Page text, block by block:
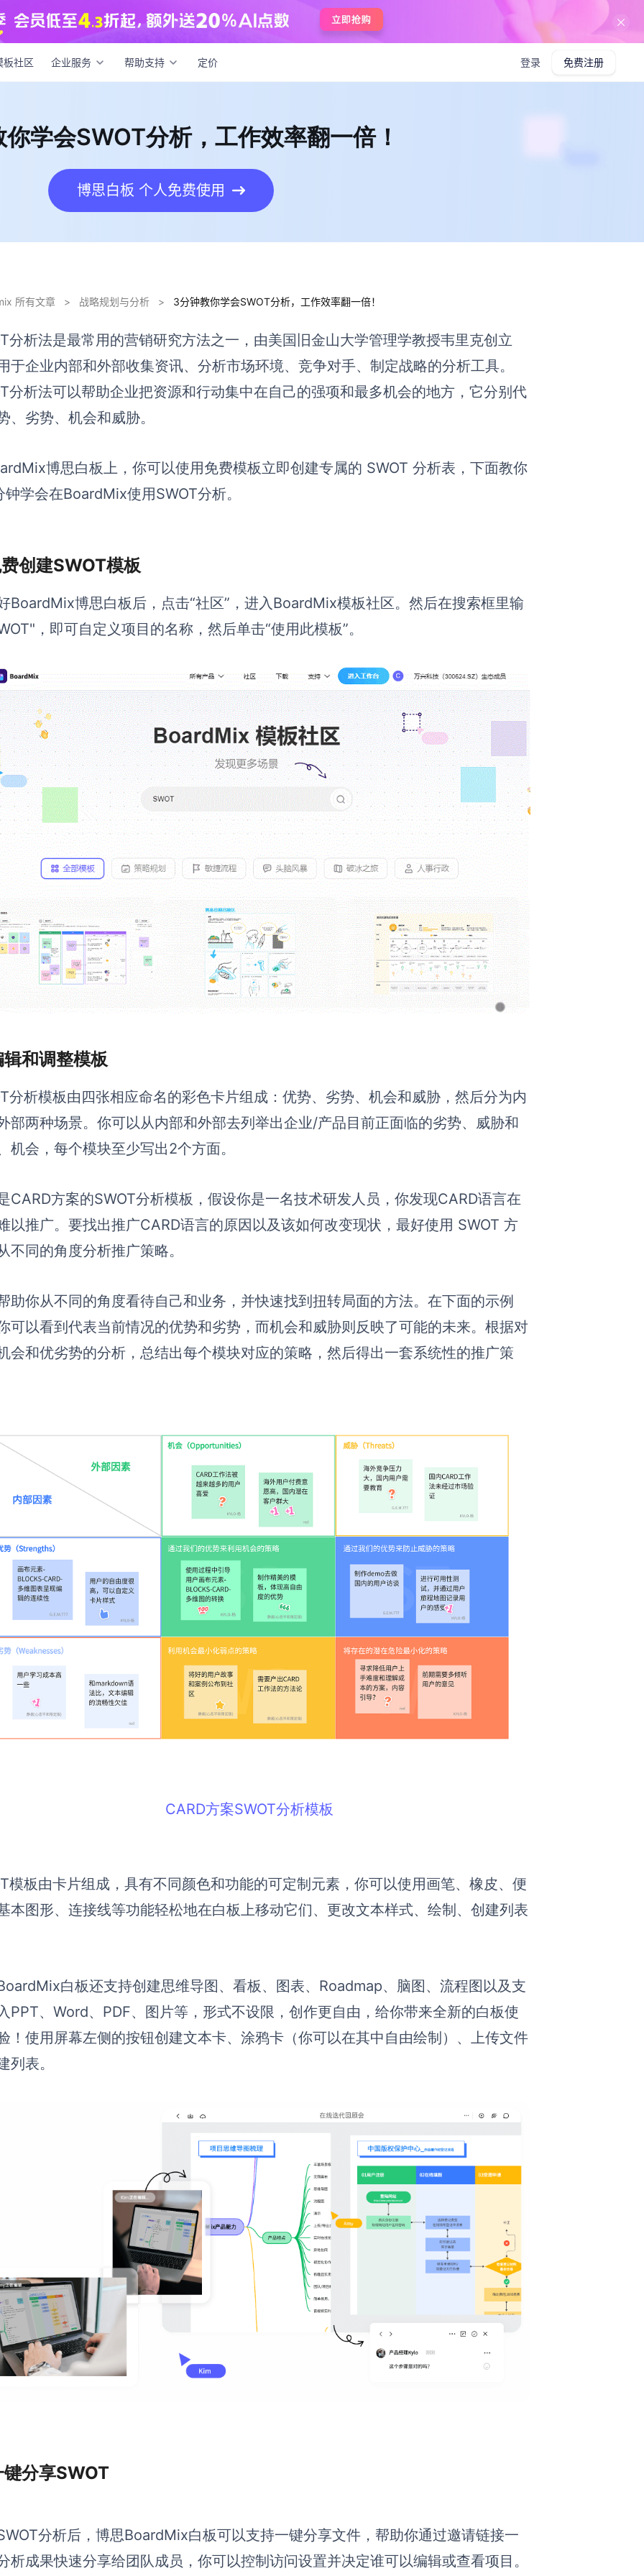
板社区 企业服务 帮助支持 定价 登录 免费注册
你学会SWOT分析，工作效率翻一倍！
学会SWOT分析，工作效率翻一倍！
博思白板 个人免费使用
所有文章 > 战略规划与分析 > 3分钟教你学会SWOT分析，工作效率翻一倍！
分析法是最常用的营销研究方法之一，由美国旧金山大学管理学教授韦里克创立
于企业内部和外部收集资讯、分析市场环境、竞争对手、制定战略的分析工具。
分析法可以帮助企业把资源和行动集中在自己的强项和最多机会的地方，它分别代
、劣势、机会和威胁。
博思白板上，你可以使用免费模板立即创建专属的 SWOT 分析表，下面教你
钟学会在BoardMix使用SWOT分析。
创建SWOT模板
BoardMix博思白板后，点击“社区”，进入BoardMix模板社区。然后在搜索框里输
，即可自定义项目的名称，然后单击“使用此模板”。
辑和调整模板
分析模板由四张相应命名的彩色卡片组成：优势、劣势、机会和威胁，然后分为内
部两种场景。你可以从内部和外部去列举出企业/产品目前正面临的劣势、威胁和
机会，每个模块至少写出2个方面。
CARD方案的SWOT分析模板，假设你是一名技术研发人员，你发现CARD语言在
以推广。要找出推广CARD语言的原因以及该如何改变现状，最好使用 SWOT 方
不同的角度分析推广策略。
助你从不同的角度看待自己和业务，并快速找到扭转局面的方法。在下面的示例
可以看到代表当前情况的优势和劣势，而机会和威胁则反映了可能的未来。根据对
会和优劣势的分析，总结出每个模块对应的策略，然后得出一套系统性的推广策
CARD方案SWOT分析模板
模板由卡片组成，具有不同颜色和功能的可定制元素，你可以使用画笔、橡皮、便
本图形、连接线等功能轻松地在白板上移动它们、更改文本样式、绘制、创建列表
白板还支持创建思维导图、看板、图表、 Roadmap、脑图、流程图以及支
PPT、Word、PDF、图片等，形式不设限，创作更自由，给你带来全新的白板使
！使用屏幕左侧的按钮创建文本卡、涂鸦卡（你可以在其中自由绘制）、上传文件
列表。
键分享SWOT
分析后，博思BoardMix白板可以支持一键分享文件，帮助你通过邀请链接一
析成果快速分享给团队成员，你可以控制访问设置并决定谁可以编辑或查看项目。